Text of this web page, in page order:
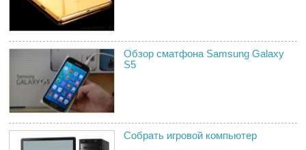
Обзор сматфона Samsung Galaxy
S5
Собрать игровой компьютер